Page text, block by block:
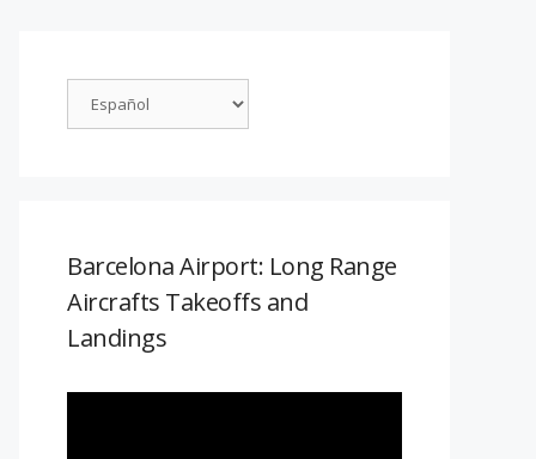
Barcelona Airport: Long Range
Aircrafts Takeoffs and
Landings